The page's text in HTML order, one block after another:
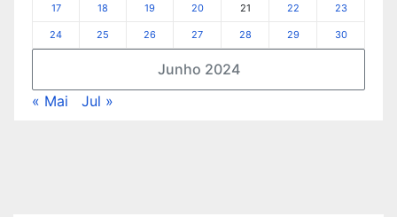
Junho 2024
17 18 19 20 21 22 23
24 25 26 27 28 29 30
« Mai Jul »